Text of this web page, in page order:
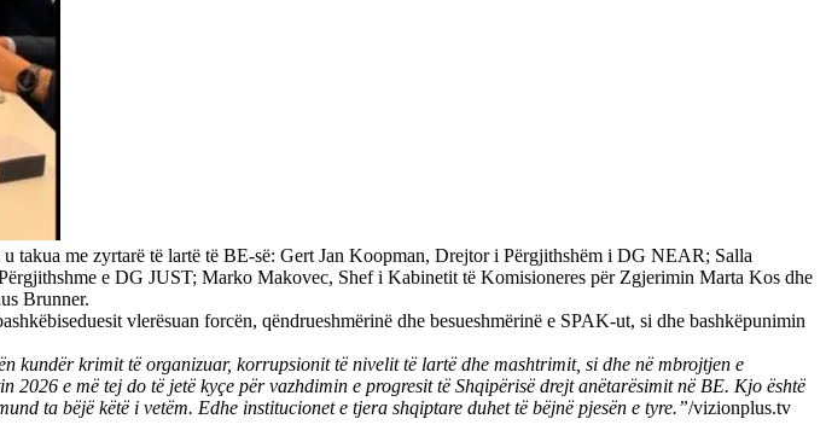
me zyrtarë të lartë të BE-së: Gert Jan Koopman, Drejtor i Përgjithshëm i DG NEAR; Salla
e DG JUST; Marko Makovec, Shef i Kabinetit të Komisioneres për Zgjerimin Marta Kos dhe
Brunner.
vlerësuan forcën, qëndrueshmërinë dhe besueshmërinë e SPAK-ut, si dhe bashkëpunimin
kundër krimit të organizuar, korrupsionit të nivelit të lartë dhe mashtrimit, si dhe në mbrojtjen e
e më tej do të jetë kyçe për vazhdimin e progresit të Shqipërisë drejt anëtarësimit në BE. Kjo është
ta bëjë këtë i vetëm. Edhe institucionet e tjera shqiptare duhet të bëjnë pjesën e tyre.”/vizionplus.tv